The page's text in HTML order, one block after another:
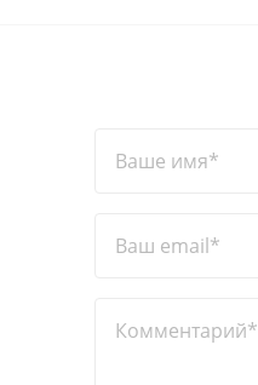
Ваше имя*
Ваш email*
Комментарий*